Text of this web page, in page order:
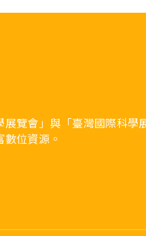
覽會」與「臺灣國際科學
位資源。